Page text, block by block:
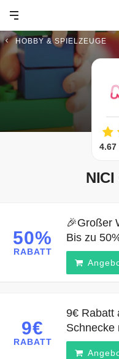
HOBBY & SPIELZEUGE
4.67
NICI
50%
RABATT
🎉Großer
Bis zu
9€
RABATT
9€ Rabatt
Schnecke